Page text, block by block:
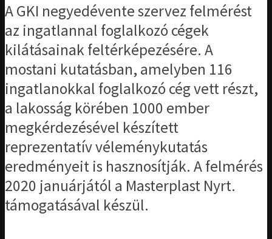
A GKI negyedévente szervez felmérést
az ingatlannal foglalkozó cégek
kilátásainak feltérképezésére. A
mostani kutatásban, amelyben 116
ingatlanokkal foglalkozó cég vett részt,
a lakosság körében 1000 ember
megkérdezésével készített
reprezentatív véleménykutatás
eredményeit is hasznosítják. A felmérés
2020 januárjától a Masterplast Nyrt.
támogatásával készül.